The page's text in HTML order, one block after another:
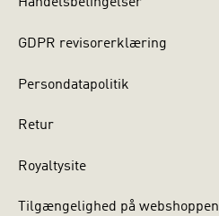
Handelsbetingelser
GDPR revisorerklæring
Persondatapolitik
Retur
Royaltysite
Tilgængelighed på webshoppen